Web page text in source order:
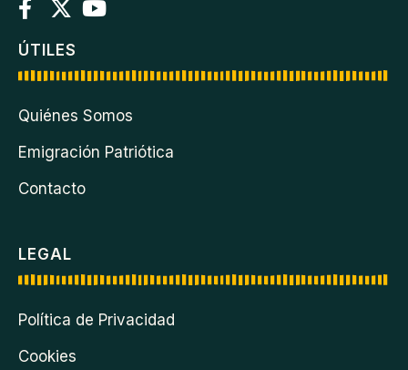
ÚTILES
Quiénes Somos
Emigración Patriótica
Contacto
LEGAL
Política de Privacidad
Cookies